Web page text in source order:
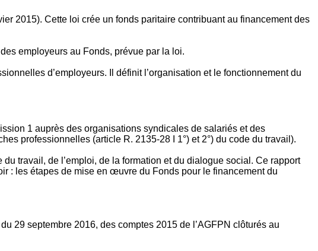
2015). Cette loi crée un fonds paritaire contribuant au financement des
employeurs au Fonds, prévue par la loi.
d’employeurs. Il définit l’organisation et le fonctionnement du
1 auprès des organisations syndicales de salariés et des
professionnelles (article R. 2135‐28 I 1°) et 2°) du code du travail).
travail, de l’emploi, de la formation et du dialogue social. Ce rapport
: les étapes de mise en œuvre du Fonds pour le financement du
29 septembre 2016, des comptes 2015 de l’AGFPN clôturés au